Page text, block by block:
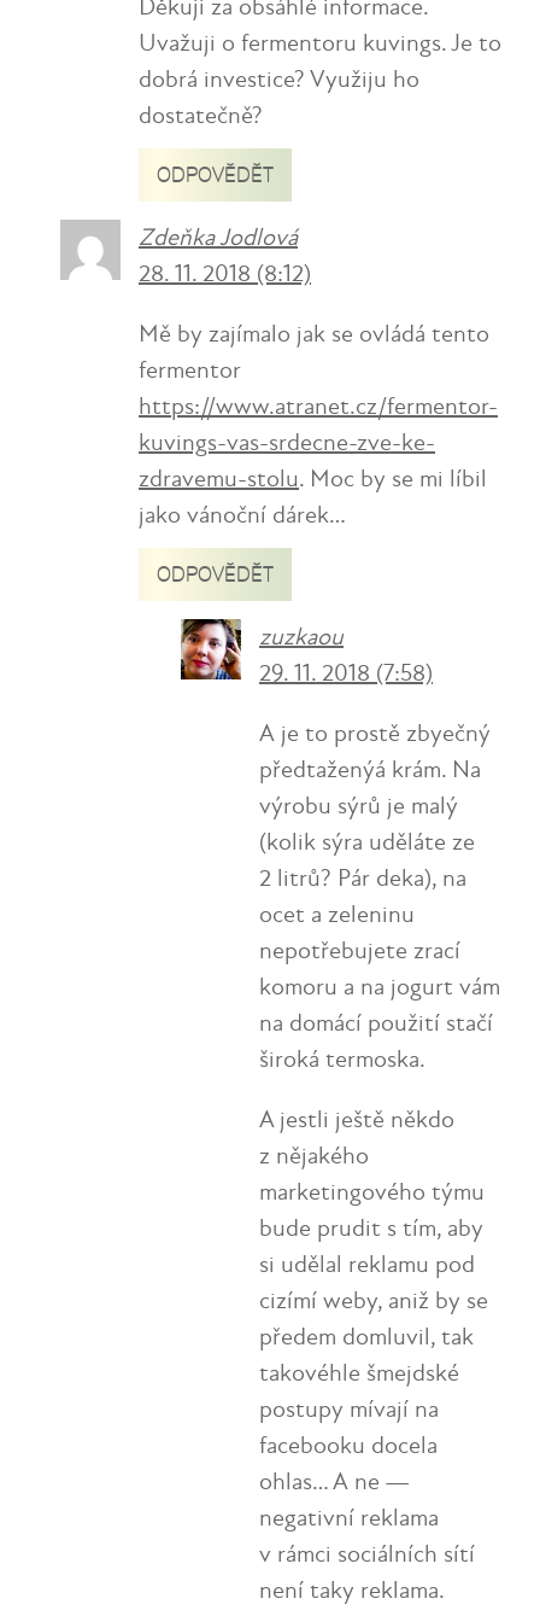
Děkuji za obsáhlé informace.
Uvažuji o fermentoru kuvings. Je to
dobrá investice? Využiju ho
dostatečně?
ODPOVĚDĚT
Zdeňka Jodlová
28. 11. 2018 (8:12)
Mě by zajímalo jak se ovládá tento
fermentor
https://www.atranet.cz/fermentor-
kuvings-vas-srdecne-zve-ke-
zdravemu-stolu. Moc by se mi líbil
jako vánoční dárek…
ODPOVĚDĚT
zuzkaou
29. 11. 2018 (7:58)
A je to prostě zbyečný
předtaženýá krám. Na
výrobu sýrů je malý
(kolik sýra uděláte ze
2 litrů? Pár deka), na
ocet a zeleninu
nepotřebujete zrací
komoru a na jogurt vám
na domácí použití stačí
široká termoska.
A jestli ještě někdo
z nějakého
marketingového týmu
bude prudit s tím, aby
si udělal reklamu pod
cizímí weby, aniž by se
předem domluvil, tak
takovéhle šmejdské
postupy mívají na
facebooku docela
ohlas… A ne —
negativní reklama
v rámci sociálních sítí
není taky reklama.